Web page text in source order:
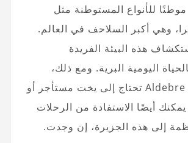
موطنًا للأنواع المستوطنة مثل
وهي أكبر السلاحف في العالم.
هذه البيئة الفريدة
اليومية البرية. ومع ذلك،
للوصول إلى Aldebre تحتاج إلى يخت مستأجر أو
أيضًا الاستفادة من الرحلات
إلى هذه الجزيرة، إن وجدت.